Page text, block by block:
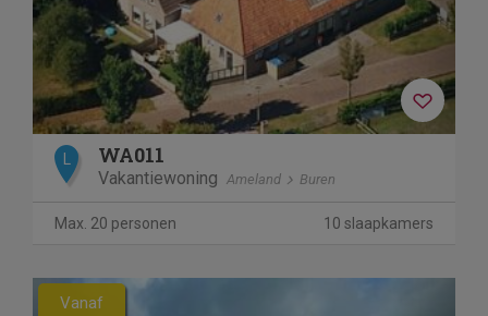
L WA011
Vakantiewoning Ameland Buren
Max. 20 personen 10 slaapkamers
Previous
Vanaf